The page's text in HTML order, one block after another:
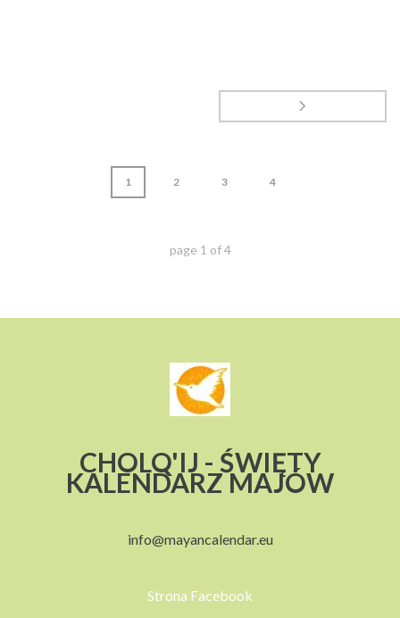
1 2 3 4
page 1 of4
CHOLQ'IJ - ŚWIĘTY
KALENDARZ MAJÓW
info@mayancalendar.eu
Strona Facebook